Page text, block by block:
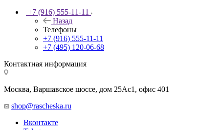
+7 (916) 555-11-11
Назад
Телефоны
+7 (916) 555-11-11
+7 (495) 120-06-68
Контактная информация
Москва, Варшавское шоссе, дом 25Аc1, офис 401
shop@rascheska.ru
Вконтакте